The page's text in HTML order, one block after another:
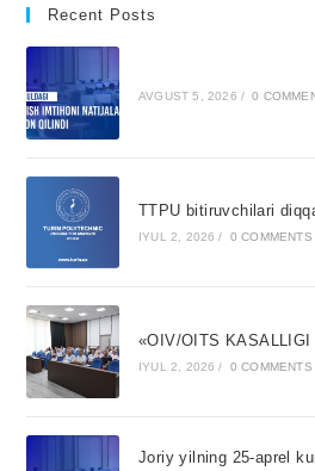
Recent Posts
AVGUST 5, 2026 / 0
TTPU bitiruvchilari
IYUL 2, 2026 / 0 COMMENTS
«OIV/OITS KASALLIGI
IYUL 2, 2026 / 0 COMMENTS
Joriy yilning 25-aprel